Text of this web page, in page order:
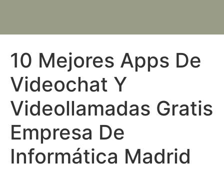
10 Mejores Apps De
Videochat Y
Videollamadas Gratis
Empresa De
Informática Madrid